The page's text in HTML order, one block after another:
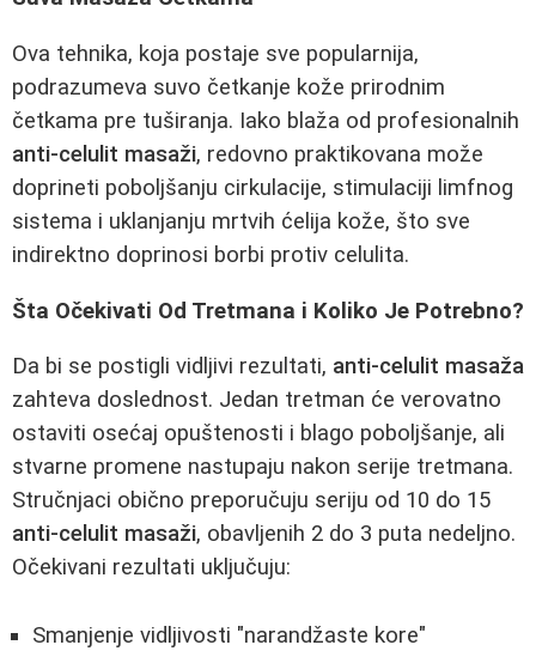
Ova tehnika, koja postaje sve popularnija,
podrazumeva suvo četkanje kože prirodnim
četkama pre tuširanja. Iako blaža od profesionalnih
anti-celulit masaži, redovno praktikovana može
doprineti poboljšanju cirkulacije, stimulaciji limfnog
sistema i uklanjanju mrtvih ćelija kože, što sve
indirektno doprinosi borbi protiv celulita.
Šta Očekivati Od Tretmana i Koliko Je Potrebno?
Da bi se postigli vidljivi rezultati, anti-celulit masaža
zahteva doslednost. Jedan tretman će verovatno
ostaviti osećaj opuštenosti i blago poboljšanje, ali
stvarne promene nastupaju nakon serije tretmana.
Stručnjaci obično preporučuju seriju od 10 do 15
anti-celulit masaži, obavljenih 2 do 3 puta nedeljno.
Očekivani rezultati uključuju:
Smanjenje vidljivosti "narandžaste kore"